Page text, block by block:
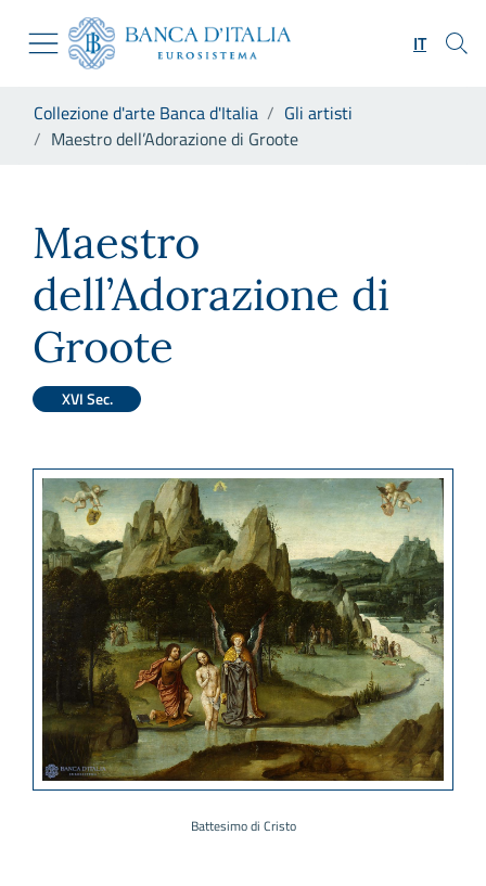
Skip to Main Content
Vai al sito istituzionale
Vai al menu di navigazione
Vai alla ricerca
Vai al footer
IT
Collezione d'arte Banca d'Italia
Gli artisti
Maestro dell’Adorazione di Groote
Maestro
dell’Adorazione di
Groote
XVI Sec.
Battesimo di Cristo